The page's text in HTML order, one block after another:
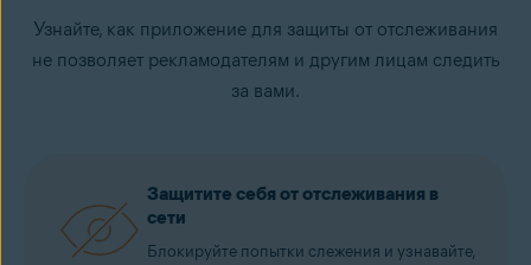
Узнайте, как приложение для защиты от отслеживания
не позволяет рекламодателям и другим лицам следить
за вами.
Защитите себя от отслеживания в
сети
Блокируйте попытки слежения и узнавайте,